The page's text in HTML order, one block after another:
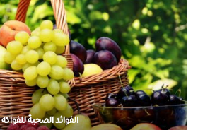
الفوائد الصحية للفواكه